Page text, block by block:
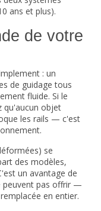
ans et plus).
de votre
: un
de guidage tous
fluide. Si le
qu'aucun objet
les rails — c'est
se
des modèles,
un avantage de
peuvent pas offrir —
en entier.